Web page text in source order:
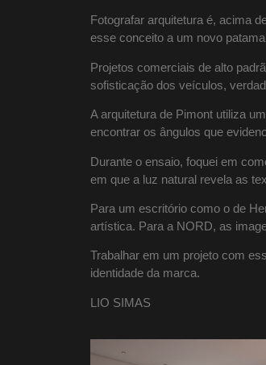
Fotografar arquitetura é, acima
esse conceito a um novo
Projetos comerciais de alto
sofisticação dos veículos,
A arquitetura de Pimont utiliza
encontrar os ângulos que
Durante o ensaio, foquei em
em que a luz natural revela as
Para um escritório como o de
artística. Para a NORD, as
Trabalhar em um projeto com
identidade da marca.
LIO SIMAS